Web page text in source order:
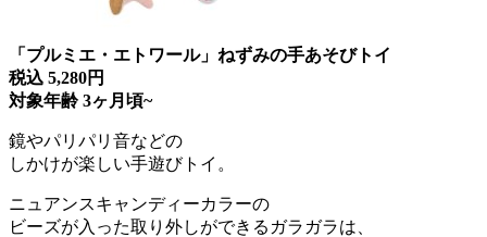
「プルミエ・エトワール」ねずみの手あそびトイ
税込 5,280円
対象年齢 3ヶ月頃~
鏡やパリパリ音などの
しかけが楽しい手遊びトイ。
ニュアンスキャンディーカラーの
ビーズが入った取り外しができるガラガラは、